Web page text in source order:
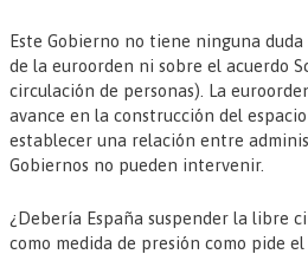
Este Gobierno no tiene ninguna
de la euroorden ni sobre el acuerdo
circulación de personas). La
avance en la construcción del
establecer una relación entre
Gobiernos no pueden intervenir.
¿Debería España suspender la libre
como medida de presión como pide